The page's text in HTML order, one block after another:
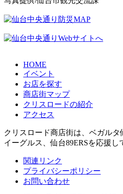
HOME
イベント
お店を探す
商店街マップ
クリスロードの紹介
アクセス
クリスロード商店街は、 ベガルタ
イーグルス
、仙台89ERSを応援し
関連リンク
プライバシーポリシー
お問い合わせ